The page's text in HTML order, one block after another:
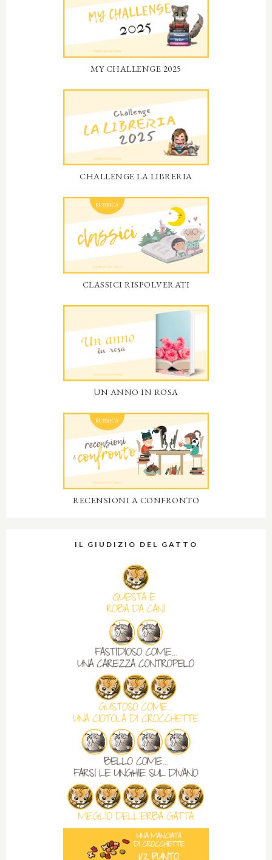
MY CHALLENGE 2025
CHALLENGE LA LIBRERIA
CLASSICI RISPOLVERATI
UN ANNO IN ROSA
RECENSIONI A CONFRONTO
IL GIUDIZIO DEL GATTO